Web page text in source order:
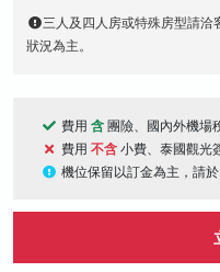
三人及四人房或特殊房型請洽
狀況為主。
費用 含 團險、國內外機場
費用 不含 小費、泰國觀光
機位保留以訂金為主，請於